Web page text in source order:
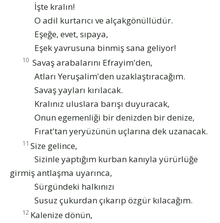
İşte kralın!
O adil kurtarıcı ve alçakgönüllüdür.
Eşeğe, evet, sıpaya,
Eşek yavrusuna binmiş sana geliyor!
10 Savaş arabalarını Efrayim'den,
Atları Yeruşalim'den uzaklaştıracağım.
Savaş yayları kırılacak.
Kralınız uluslara barışı duyuracak,
Onun egemenliği bir denizden bir denize,
Fırat'tan yeryüzünün uçlarına dek uzanacak.
11 Size gelince,
Sizinle yaptığım kurban kanıyla yürürlüğe
girmiş antlaşma uyarınca,
Sürgündeki halkınızı
Susuz çukurdan çıkarıp özgür kılacağım.
12 Kalenize dönün,